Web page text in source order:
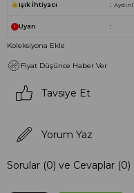
Işık İhtiyacı
Uyarı
Koleksiyona Ekle
Fiyat Düşünce Haber Ver
Tavsiye Et
Yorum Yaz
Sorular (0) ve Cevaplar (0)